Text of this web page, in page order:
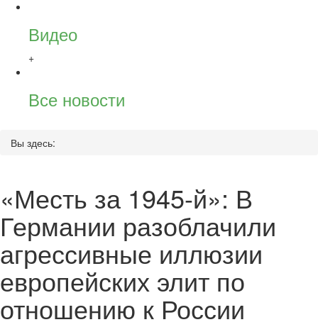
Видео
+
Все новости
Вы здесь:
«Месть за 1945-й»: В
Германии разоблачили
агрессивные иллюзии
европейских элит по
отношению к России